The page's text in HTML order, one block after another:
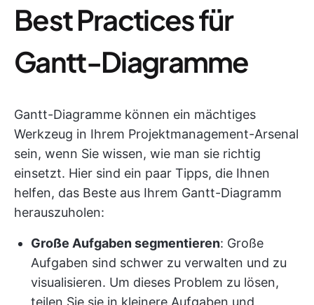
Best Practices für
Gantt-Diagramme
Gantt-Diagramme können ein mächtiges
Werkzeug in Ihrem Projektmanagement-Arsenal
sein, wenn Sie wissen, wie man sie richtig
einsetzt. Hier sind ein paar Tipps, die Ihnen
helfen, das Beste aus Ihrem Gantt-Diagramm
herauszuholen:
Große Aufgaben segmentieren: Große
Aufgaben sind schwer zu verwalten und zu
visualisieren. Um dieses Problem zu lösen,
teilen Sie sie in kleinere Aufgaben und